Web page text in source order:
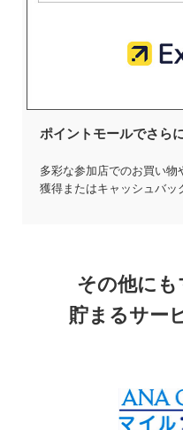
ポイントモールでさら
多彩な参加店でのお買い
獲得またはキャッシュバッ
その他にも
貯まるサー